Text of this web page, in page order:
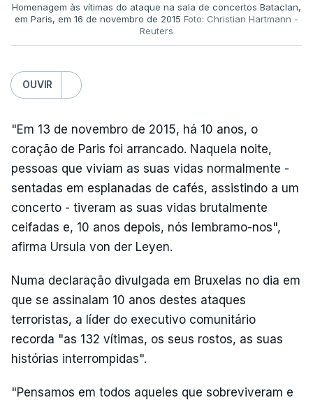
Homenagem às vítimas do ataque na sala de concertos Bataclan,
em Paris, em 16 de novembro de 2015 Foto: Christian Hartmann -
Reuters
OUVIR
"Em 13 de novembro de 2015, há 10 anos, o
coração de Paris foi arrancado. Naquela noite,
pessoas que viviam as suas vidas normalmente -
sentadas em esplanadas de cafés, assistindo a um
concerto - tiveram as suas vidas brutalmente
ceifadas e, 10 anos depois, nós lembramo-nos",
afirma Ursula von der Leyen.
Numa declaração divulgada em Bruxelas no dia em
que se assinalam 10 anos destes ataques
terroristas, a líder do executivo comunitário
recorda "as 132 vítimas, os seus rostos, as suas
histórias interrompidas".
"Pensamos em todos aqueles que sobreviveram e